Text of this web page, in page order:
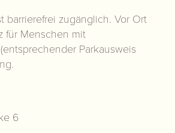
barrierefrei zugänglich. Vor Ort
für Menschen mit
Parkausweis
6